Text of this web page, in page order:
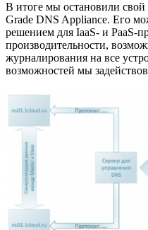
В итоге мы остановили
Grade DNS Appliance. Его
решением для IaaS- и PaaS-
производительности,
журналирования на все
возможностей мы